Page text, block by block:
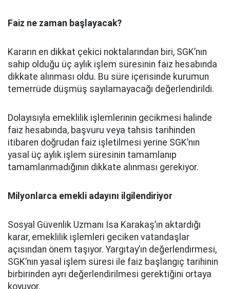
Faiz ne zaman başlayacak?
Kararın en dikkat çekici noktalarından biri, SGK’nın
sahip olduğu üç aylık işlem süresinin faiz hesabında
dikkate alınması oldu. Bu süre içerisinde kurumun
temerrüde düşmüş sayılamayacağı değerlendirildi.
Dolayısıyla emeklilik işlemlerinin gecikmesi halinde
faiz hesabında, başvuru veya tahsis tarihinden
itibaren doğrudan faiz işletilmesi yerine SGK’nın
yasal üç aylık işlem süresinin tamamlanıp
tamamlanmadığının dikkate alınması gerekiyor.
Milyonlarca emekli adayını ilgilendiriyor
Sosyal Güvenlik Uzmanı İsa Karakaş’ın aktardığı
karar, emeklilik işlemleri geciken vatandaşlar
açısından önem taşıyor. Yargıtay’ın değerlendirmesi,
SGK’nın yasal işlem süresi ile faiz başlangıç tarihinin
birbirinden ayrı değerlendirilmesi gerektiğini ortaya
koyuyor.